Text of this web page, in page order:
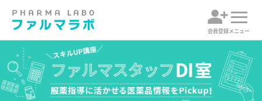
会員登録メニュー